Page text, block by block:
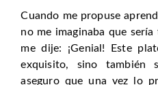
Cuando me propuse
no me imaginaba que
me dije: ¡Genial! Este
exquisito, sino también
aseguro que una vez lo